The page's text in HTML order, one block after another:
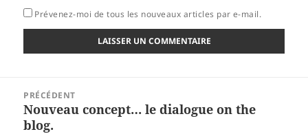
Prévenez-moi de tous les nouveaux articles par e-mail.
l’article
PRÉCÉDENT
Article
précédent :
Nouveau concept… le dialogue on the
blog.